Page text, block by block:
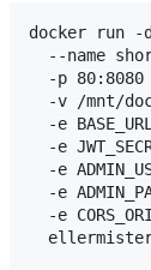
docker run -
--name
-p 80:8080
-v /mnt/
-e
-e
-e
-e
-e